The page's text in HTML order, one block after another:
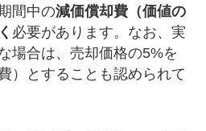
間中の減価償却費（価値の
必要があります。なお、実
場合は、売却価格の5%を
）とすることも認められて